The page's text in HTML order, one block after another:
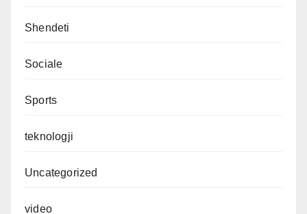
Shendeti
Sociale
Sports
teknologji
Uncategorized
video